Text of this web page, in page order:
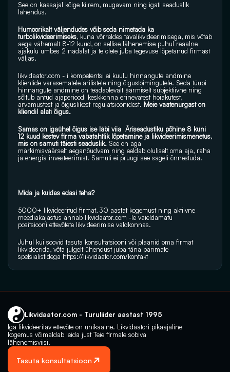
See on kaasajal kõige kiirem, mugavam ning igati seaduslik
lahendus.
Humoorikalt väljendudes võib seda nimetada ka
turbolikvideerimiseks, kuna võrreldes tavalikvideerimisega, mis võtab
aega vähemalt 8-12 kuud, on sellise lähenemise puhul reaalne
ajakulu umbes 2 nädalat ja te olete juba tegevuse lõpetanud firmast
väljas.
likvidaator.com - i kompetentsi ei kuulu hinnangute andmine
klientide varasematele ärilistele ning õigustoimingutele. Seda tüüpi
hinnangute andmine on teadaolevalt äärmiselt subjektiivne ning
sõltub antud ajaperioodi keskkonna erinevatest hoiakutest,
arvamustest ja õiguslikest regulatsioonidest. Meie vaatenurgast on
kliendil alati õigus.
Samas on igaühel õigus ise läbi viia  Äriseadustiku põhine 8 kuni
12 kuud kestev firma vabatahtlik lõpetamine ja likvideerimismenetus,
mis on samuti täiesti seaduslik. See on aga
märkimisväärselt aeganõudvam ning eeldab oluliselt oma aja, raha
ja energia investeerimist. Samuti ei pruugi see sageli õnnestuda.
Mida ja kuidas edasi teha?
5000+ likvideeritud firmat, 30 aastat kogemust ning aktiivne
meediakajastus annab likvidaator.com -le vaieldamatu
positsiooni ettevõtete likvideerimise valdkonnas.
Juhul kui soovid tasuta konsultatsiooni või plaanid oma firmat
likvideerida, võta julgelt ühendust juba täna parimate
spetsialistidega https://likvidaator.com/kontakt
Likvidaator.com - Turuliider aastast 1995
Iga likvideeritav ettevõte on unikaalne. Likvidaatori pikaajaline
kogemus võimaldab leida just Teie firmale sobiva
lähenemisviisi.
Tasuta konsultatsioon